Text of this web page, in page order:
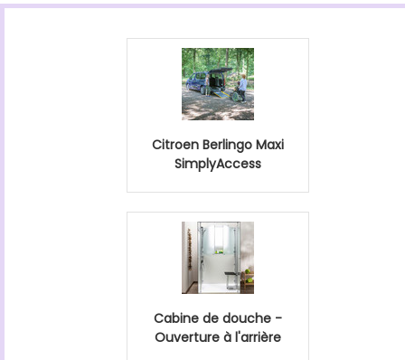
Citroen Berlingo Maxi
SimplyAccess
Cabine de douche -
Ouverture à l'arrière